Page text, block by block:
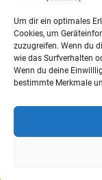
Um dir ein optimales
Cookies, um
zuzugreifen. Wenn du
wie das Surfverhalten
Wenn du deine
bestimmte Merkmale
Zur Eventübersicht